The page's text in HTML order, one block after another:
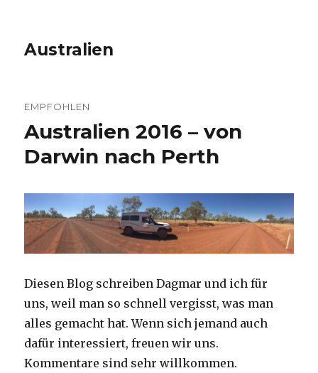
Australien
EMPFOHLEN
Australien 2016 – von
Darwin nach Perth
Diesen Blog schreiben Dagmar und ich für
uns, weil man so schnell vergisst, was man
alles gemacht hat. Wenn sich jemand auch
dafür interessiert, freuen wir uns.
Kommentare sind sehr willkommen.